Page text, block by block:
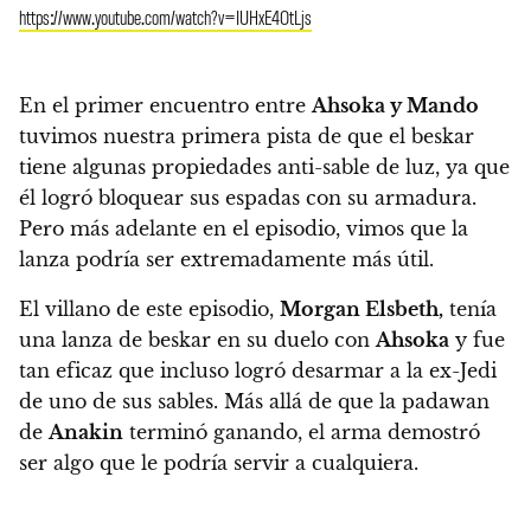
https://www.youtube.com/watch?v=IUHxE4OtLjs
En el primer encuentro entre Ahsoka y Mando
tuvimos nuestra primera pista de que el beskar
tiene algunas propiedades anti-sable de luz, ya que
él logró bloquear sus espadas con su armadura.
Pero más adelante en el episodio, vimos que la
lanza podría ser extremadamente más útil.
El villano de este episodio, Morgan Elsbeth, tenía
una lanza de beskar en su duelo con Ahsoka y fue
tan eficaz que incluso logró desarmar a la ex-Jedi
de uno de sus sables. Más allá de que la padawan
de Anakin terminó ganando, el arma demostró
ser algo que le podría servir a cualquiera.